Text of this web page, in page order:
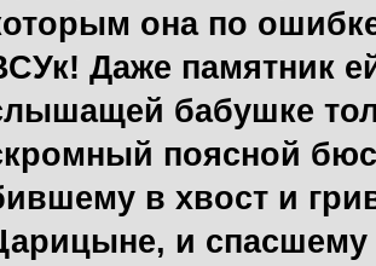
она по
Даже памятник
бабушке
поясной
в хвост и
и спасшему